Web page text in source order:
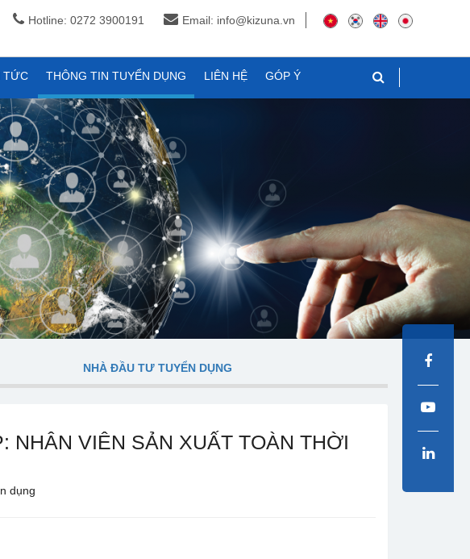
Hotline: 0272 3900191 Email: info@kizuna.vn
TỨC THÔNG TIN TUYỂN DỤNG LIÊN HỆ GÓP Ý
NHÀ ĐẦU TƯ TUYỂN DỤNG
NHÂN VIÊN SẢN XUẤT TOÀN THỜI
dụng